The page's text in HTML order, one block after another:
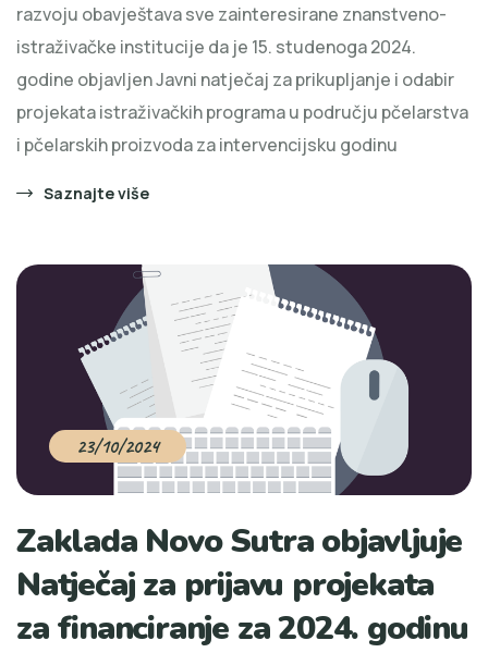
razvoju obavještava sve zainteresirane znanstveno-
istraživačke institucije da je 15. studenoga 2024.
godine objavljen Javni natječaj za prikupljanje i odabir
projekata istraživačkih programa u području pčelarstva
i pčelarskih proizvoda za intervencijsku godinu
Saznajte više
23/10/2024
Zaklada Novo Sutra objavljuje
Natječaj za prijavu projekata
za financiranje za 2024. godinu